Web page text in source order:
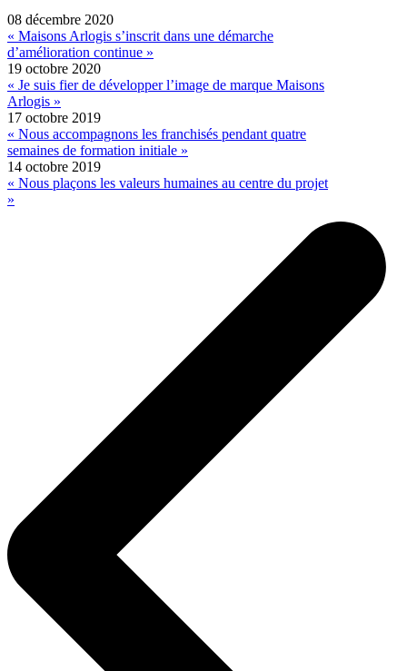
08 décembre 2020
« Maisons Arlogis s’inscrit dans une démarche
d’amélioration continue »
19 octobre 2020
« Je suis fier de développer l’image de marque Maisons
Arlogis »
17 octobre 2019
« Nous accompagnons les franchisés pendant quatre
semaines de formation initiale »
14 octobre 2019
« Nous plaçons les valeurs humaines au centre du projet
»